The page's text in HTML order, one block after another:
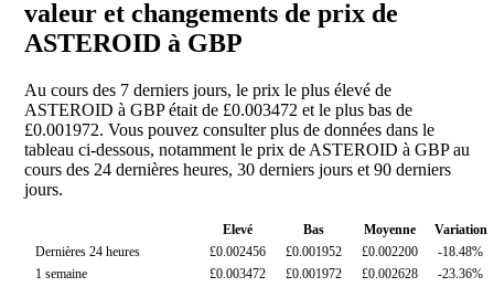
valeur et changements de prix de
ASTEROID à GBP
Au cours des 7 derniers jours, le prix le plus élevé de
ASTEROID à GBP était de £0.003472 et le plus bas de
£0.001972. Vous pouvez consulter plus de données dans le
tableau ci-dessous, notamment le prix de ASTEROID à GBP au
cours des 24 dernières heures, 30 derniers jours et 90 derniers
jours.
Elevé Bas Moyenne
Variation
Dernières 24 heures
£0.002456 £0.001952 £0.002200
-18.48%
1 semaine
£0.003472 £0.001972 £0.002628
-23.36%